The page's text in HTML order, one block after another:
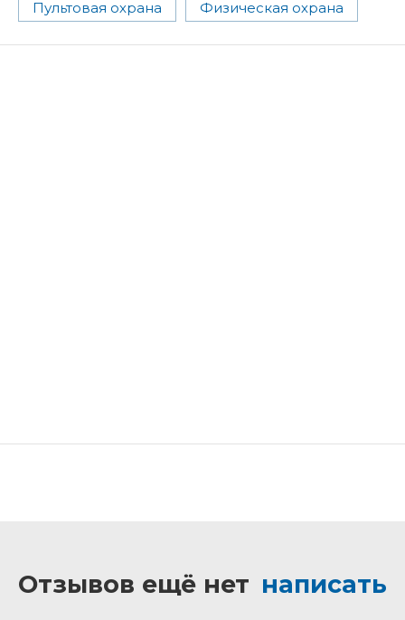
Пультовая охрана Физическая охрана
Отзывов ещё нет написать